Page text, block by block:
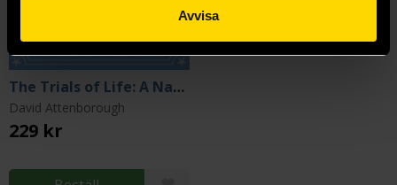
Avvisa
The Trials of Life: A Natural History of Animal Behaviour (Centenary Edition)
David Attenborough
229 kr